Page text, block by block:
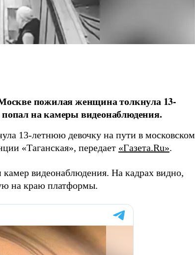
пожилая женщина толкнула 13-
на камеры видеонаблюдения.
13-летнюю девочку на пути в московском
«Таганская», передает «Газета.Ru».
видеонаблюдения. На кадрах видно,
на краю платформы.